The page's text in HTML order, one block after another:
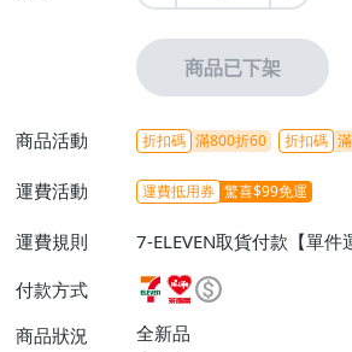
商品已下架
商品活動 折扣碼 滿800折60 折扣碼
運費活動 運費抵用券 驚喜$99免運
運費規則
7-ELEVEN取貨付款【單
ELEVEN取貨不付款【免
或消費滿$1298免運費】
$1598免運費】
付款方式
商品狀況
全新品